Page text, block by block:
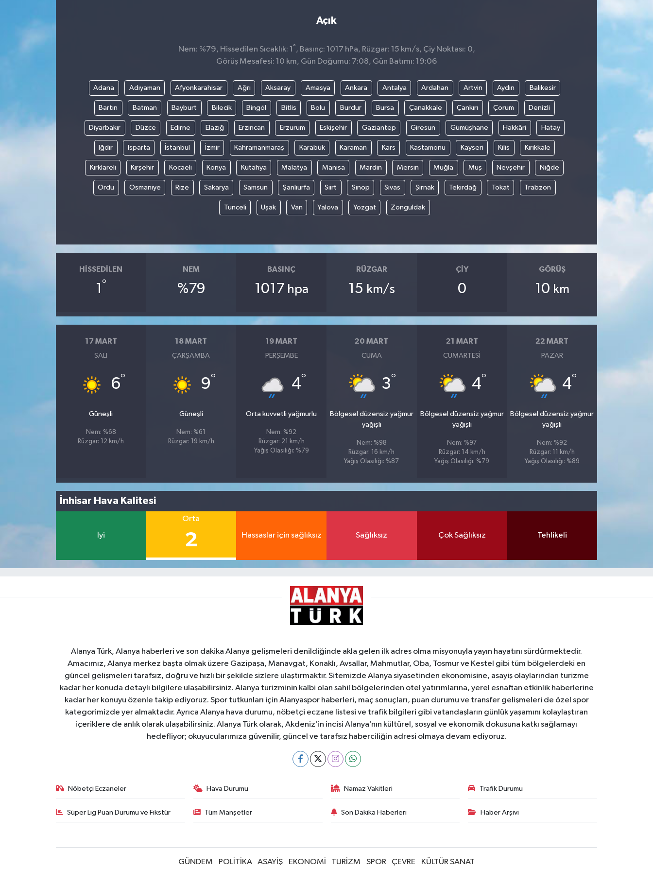
Açık
Nem: %79, Hissedilen Sıcaklık: 1 ° , Basınç: 1017 hPa, Rüzgar: 15 km/s, Çiy Noktası: 0,
Görüş Mesafesi: 10 km, Gün Doğumu: 7:08, Gün Batımı: 19:06
Adana Adıyaman Afyonkarahisar Ağrı Aksaray Amasya Ankara Antalya Ardahan Artvin Aydın Balıkesir
Bartın Batman Bayburt Bilecik Bingöl Bitlis Bolu Burdur Bursa Çanakkale Çankırı Çorum Denizli
Diyarbakır Düzce Edirne Elazığ Erzincan Erzurum Eskişehir Gaziantep Giresun Gümüşhane Hakkâri Hatay
Iğdır Isparta İstanbul İzmir Kahramanmaraş Karabük Karaman Kars Kastamonu Kayseri Kilis Kırıkkale
Kırklareli Kırşehir Kocaeli Konya Kütahya Malatya Manisa Mardin Mersin Muğla Muş Nevşehir Niğde
Ordu Osmaniye Rize Sakarya Samsun Şanlıurfa Siirt Sinop Sivas Şırnak Tekirdağ Tokat Trabzon
Tunceli Uşak Van Yalova Yozgat Zonguldak
HISSEDILEN
1 °
NEM
%79
BASINÇ
1017 hpa
RÜZGAR
15 km/s
ÇIY
0
GÖRÜŞ
10 km
17 MART
SALI
6°
Güneşli
Nem: %68
Rüzgar: 12 km/h
18 MART
ÇARŞAMBA
9°
Güneşli
Nem: %61
Rüzgar: 19 km/h
19 MART
PERŞEMBE
4°
Orta kuvvetli yağmurlu
Nem: %92
Rüzgar: 21 km/h
Yağış Olasılığı: %79
20 MART
CUMA
3°
Bölgesel düzensiz yağmur
yağışlı
Nem: %98
Rüzgar: 16 km/h
Yağış Olasılığı: %87
21 MART
CUMARTESI
4°
Bölgesel düzensiz yağmur
yağışlı
Nem: %97
Rüzgar: 14 km/h
Yağış Olasılığı: %79
22 MART
PAZAR
4°
Bölgesel düzensiz yağmur
yağışlı
Nem: %92
Rüzgar: 11 km/h
Yağış Olasılığı: %89
İnhisar Hava Kalitesi
İyi
Orta
2 Hassaslar için sağlıksız Sağlıksız Çok Sağlıksız Tehlikeli
Alanya Türk, Alanya haberleri ve son dakika Alanya gelişmeleri denildiğinde akla gelen ilk adres olma misyonuyla yayın hayatını sürdürmektedir.
Amacımız, Alanya merkez başta olmak üzere Gazipaşa, Manavgat, Konaklı, Avsallar, Mahmutlar, Oba, Tosmur ve Kestel gibi tüm bölgelerdeki en
güncel gelişmeleri tarafsız, doğru ve hızlı bir şekilde sizlere ulaştırmaktır. Sitemizde Alanya siyasetinden ekonomisine, asayiş olaylarından turizme
kadar her konuda detaylı bilgilere ulaşabilirsiniz. Alanya turizminin kalbi olan sahil bölgelerinden otel yatırımlarına, yerel esnaftan etkinlik haberlerine
kadar her konuyu özenle takip ediyoruz. Spor tutkunları için Alanyaspor haberleri, maç sonuçları, puan durumu ve transfer gelişmeleri de özel spor
kategorimizde yer almaktadır. Ayrıca Alanya hava durumu, nöbetçi eczane listesi ve trafik bilgileri gibi vatandaşların günlük yaşamını kolaylaştıran
içeriklere de anlık olarak ulaşabilirsiniz. Alanya Türk olarak, Akdeniz’in incisi Alanya’nın kültürel, sosyal ve ekonomik dokusuna katkı sağlamayı
hedefliyor; okuyucularımıza güvenilir, güncel ve tarafsız haberciliğin adresi olmaya devam ediyoruz.
Nöbetçi Eczaneler Hava Durumu Namaz Vakitleri Trafik Durumu
Süper Lig Puan Durumu ve Fikstür Tüm Manşetler Son Dakika Haberleri Haber Arşivi
GÜNDEM POLİTİKA ASAYİŞ EKONOMİ TURİZM SPOR ÇEVRE KÜLTÜR SANAT